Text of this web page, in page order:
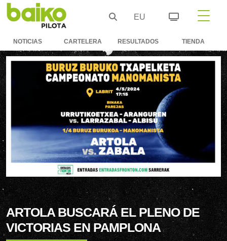
EU
NOTICIAS CARTELERA RESULTADOS TIENDA
ARTOLA BUSCARÁ EL PLENO DE
VICTORIAS EN PAMPLONA